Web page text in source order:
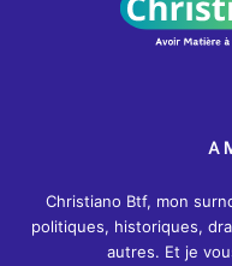
A
Christiano Btf, mon
politiques, historiques,
autres. Et je